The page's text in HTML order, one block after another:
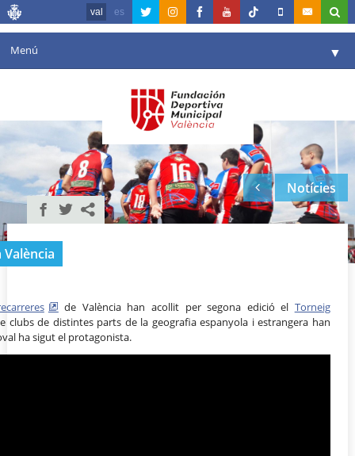
val es
Menú ▼
Agenda
Instal·lacions ▼
Comunicació ▼
València en esport
Portal de Transparència
Notícies
de València han acollit per segona edició el Torneig
clubs de distintes parts de la geografia espanyola i estrangera han
ha sigut el protagonista.